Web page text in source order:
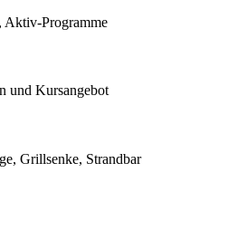
Aktiv-Programme
und Kursangebot
Grillsenke, Strandbar